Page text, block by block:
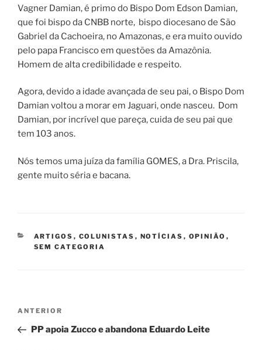
Vagner Damian, é primo do Bispo Dom Edson Damian,
que foi bispo da CNBB norte, bispo diocesano de São
Gabriel da Cachoeira, no Amazonas, e era muito ouvido
pelo papa Francisco em questões da Amazônia.
Homem de alta credibilidade e respeito.
Agora, devido a idade avançada de seu pai, o Bispo Dom
Damian voltou a morar em Jaguari, onde nasceu. Dom
Damian, por incrível que pareça, cuida de seu pai que
tem 103 anos.
Nós temos uma juíza da família GOMES, a Dra. Priscila,
gente muito séria e bacana.
CATEGORIAS
ARTIGOS , COLUNISTAS , NOTÍCIAS , OPINIÃO ,
SEM CATEGORIA
Navegação
Post
Post
anterior
ANTERIOR
PP apoia Zucco e abandona Eduardo Leite